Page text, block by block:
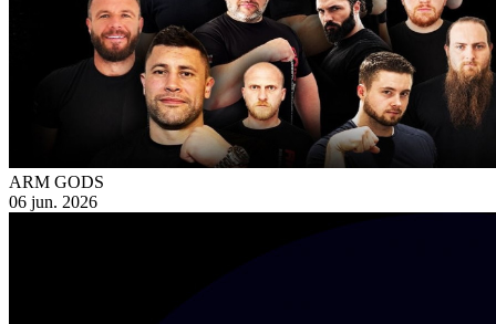
ARM GODS
06 jun. 2026